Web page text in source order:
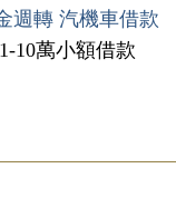
週轉 汽機車借款
10萬小額借款